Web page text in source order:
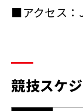
■アクセス：
競技スケ